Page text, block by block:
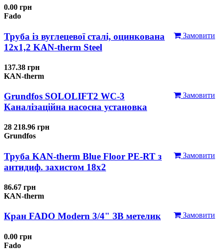
0.00 грн
Fado
Замовити
Труба із вуглецевої сталі, оцинкована
12x1,2 KAN-therm Steel
137.38 грн
KAN-therm
Замовити
Grundfos SOLOLIFT2 WC-3
Каналізаційна насосна установка
28 218.96 грн
Grundfos
Замовити
Труба KAN-therm Blue Floor PE-RT з
антидиф. захистом 18х2
86.67 грн
KAN-therm
Замовити
Кран FADO Modern 3/4" ЗВ метелик
0.00 грн
Fado